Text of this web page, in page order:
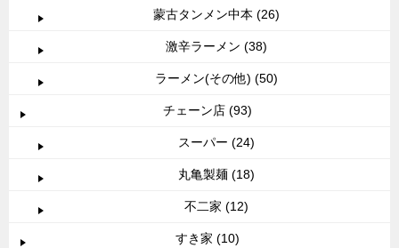
蒙古タンメン中本 (26)
激辛ラーメン (38)
ラーメン(その他) (50)
チェーン店 (93)
スーパー (24)
丸亀製麺 (18)
不二家 (12)
すき家 (10)